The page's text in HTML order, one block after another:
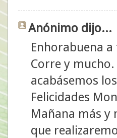
Anónimo dijo...
Enhorabuena
Corre y
acabásemos
Felicidades
Mañana más y
que